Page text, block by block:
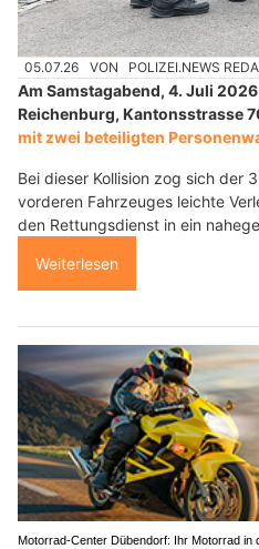
05.07.26 VON POLIZEI.NEWS
Am Samstagabend, 4. Juli
Reichenburg, Kantonsstrasse
mit zwei beteiligten
Bei dieser Kollision zog sich der
vorderen Fahrzeuges leichte
den Rettungsdienst in ein
Weiterlesen
Motorrad-Center Dübendorf: Ihr Motorrad in